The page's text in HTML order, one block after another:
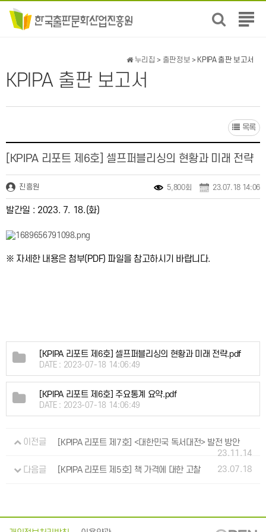
전
뉴
KPIPA 출판 보고서
누리집 > 출판정보 > KPIPA 출판 보고서
목록
[KPIPA 리포트 제6호] 셀프퍼블리싱의 현황과 미래 전략
진흥원 5,800회 23.07.18 14:06
발간일 : 2023. 7. 18.(화)
※ 자세한 내용은 첨부(PDF) 파일을 참고하시기 바랍니다.
[KPIPA 리포트 제6호] 셀프퍼블리싱의 현황과 미래 전략.pdf
DATE : 2023-07-18 14:06:49
[KPIPA 리포트 제6호] 주요통계 요약.pdf
DATE : 2023-07-18 14:06:49
이전글
[KPIPA 리포트 제7호] <대한민국 독서대전> 발전 방안
23.11.14
다음글
[KPIPA 리포트 제5호] 책 가격에 대한 고찰 23.07.18